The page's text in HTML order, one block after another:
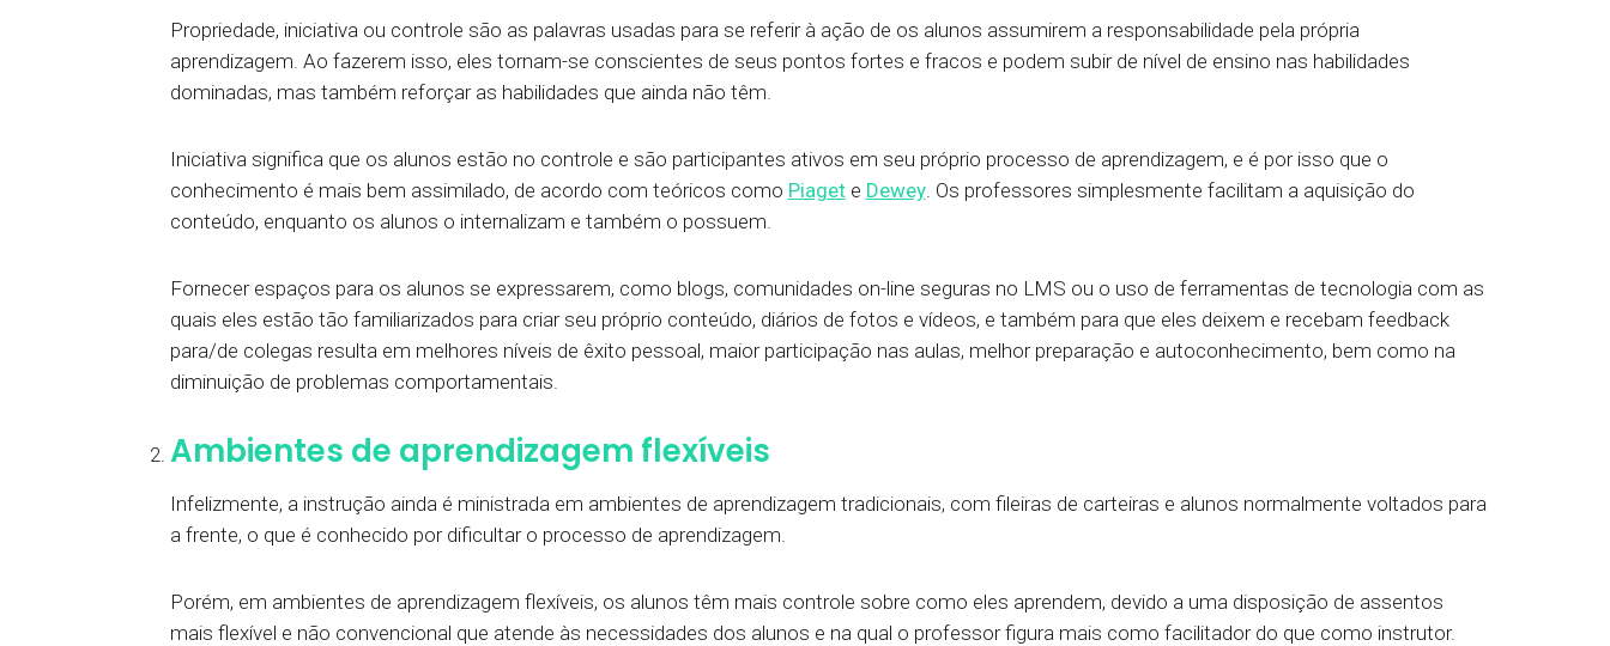
Propriedade, iniciativa ou controle são as palavras usadas para se referir à ação de os alunos assumirem a responsabilidade pela própria
aprendizagem. Ao fazerem isso, eles tornam-se conscientes de seus pontos fortes e fracos e podem subir de nível de ensino nas habilidades
dominadas, mas também reforçar as habilidades que ainda não têm.
Iniciativa significa que os alunos estão no controle e são participantes ativos em seu próprio processo de aprendizagem, e é por isso que o
conhecimento é mais bem assimilado, de acordo com teóricos como Piagete Dewey. Os professores simplesmente facilitam a aquisição do
conteúdo, enquanto os alunos o internalizam e também o possuem.
Fornecer espaços para os alunos se expressarem, como blogs, comunidades on-line seguras no LMS ou o uso de ferramentas de tecnologia com as
quais eles estão tão familiarizados para criar seu próprio conteúdo, diários de fotos e vídeos, e também para que eles deixem e recebam feedback
para/de colegas resulta em melhores níveis de êxito pessoal, maior participação nas aulas, melhor preparação e autoconhecimento, bem como na
diminuição de problemas comportamentais.
Ambientes de aprendizagem flexíveis
Infelizmente, a instrução ainda é ministrada em ambientes de aprendizagem tradicionais, com fileiras de carteiras e alunos normalmente voltados para
a frente, o que é conhecido por dificultar o processo de aprendizagem.
Porém, em ambientes de aprendizagem flexíveis, os alunos têm mais controle sobre como eles aprendem, devido a uma disposição de assentos
mais flexível e não convencional que atende às necessidades dos alunos e na qual o professor figura mais como facilitador do que como instrutor.